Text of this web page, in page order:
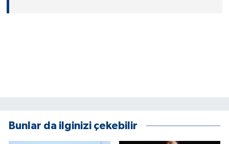
Bunlar da ilginizi çekebilir